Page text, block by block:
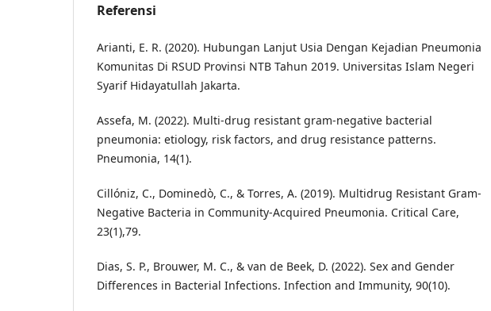
Referensi
Arianti, E. R. (2020). Hubungan Lanjut Usia Dengan Kejadian Pneumonia
Komunitas Di RSUD Provinsi NTB Tahun 2019. Universitas Islam Negeri
Syarif Hidayatullah Jakarta.
Assefa, M. (2022). Multi-drug resistant gram-negative bacterial
pneumonia: etiology, risk factors, and drug resistance patterns.
Pneumonia, 14(1).
Cillóniz, C., Dominedò, C., & Torres, A. (2019). Multidrug Resistant Gram-
Negative Bacteria in Community-Acquired Pneumonia. Critical Care,
23(1),79.
Dias, S. P., Brouwer, M. C., & van de Beek, D. (2022). Sex and Gender
Differences in Bacterial Infections. Infection and Immunity, 90(10).